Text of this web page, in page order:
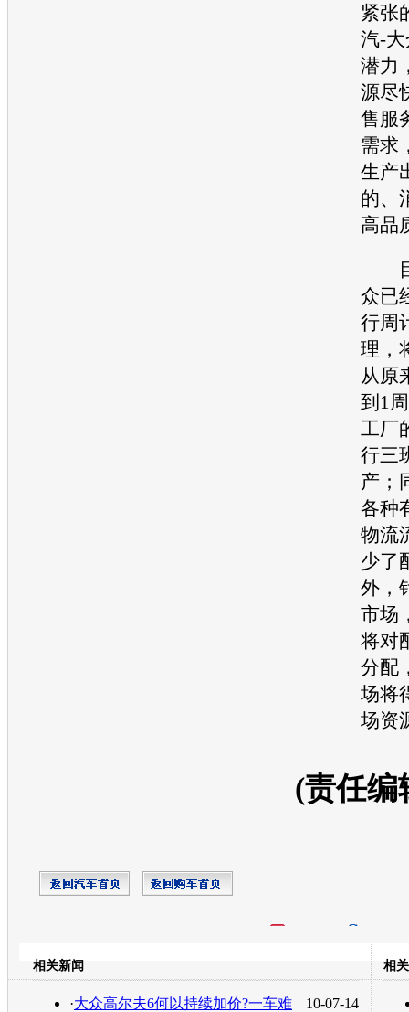
紧张
汽-
潜力
源尽
售服
需求
生产
的、
高品
目
众已
行周
理，
从原
到1
工厂
行三
产；
各种
物流
少了
外，
市场
将对
分配
场将
场资
(责任编
转发至：
相关新闻
10-07-14
·大众高尔夫6何以持续加价?一车难
相